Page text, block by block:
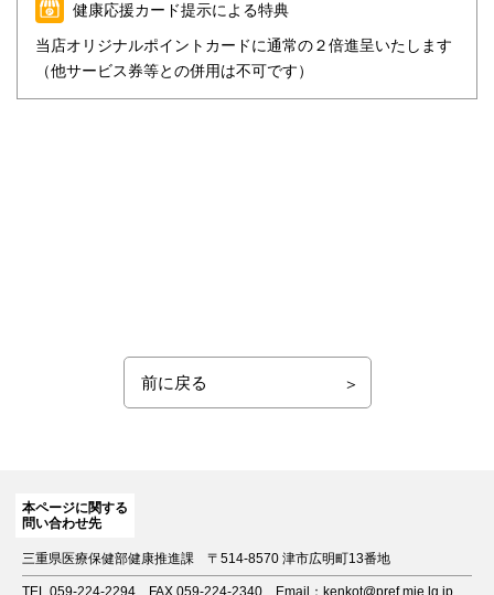
健康応援カード提示による特典
当店オリジナルポイントカードに通常の２倍進呈いたします
（他サービス券等との併用は不可です）
前に戻る
本ページに関する
問い合わせ先
三重県医療保健部健康推進課 〒514-8570 津市広明町13番地